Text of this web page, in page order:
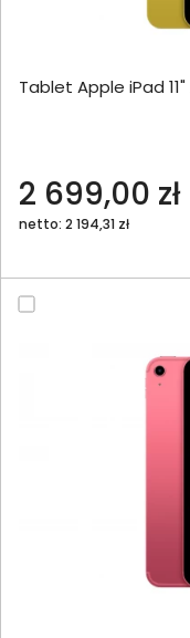
Tablet Apple iPad 11"
2 699,00 zł
netto: 2 194,31 zł